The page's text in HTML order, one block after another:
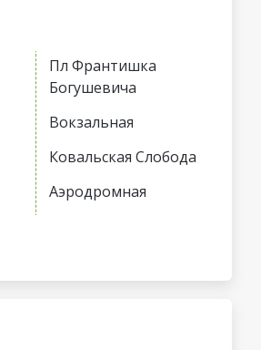
Пл Франтишка
Богушевича
Вокзальная
Ковальская Слобода
Аэродромная